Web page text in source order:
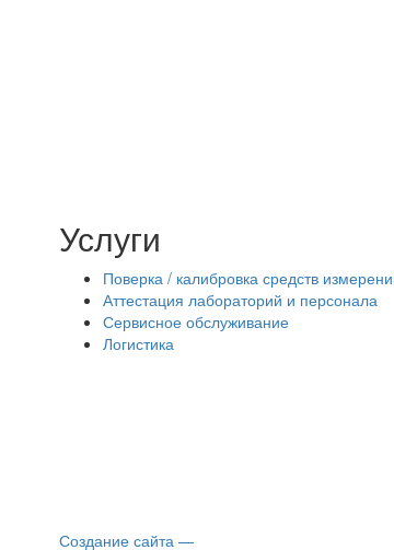
Услуги
Поверка / калибровка средств
Аттестация лабораторий и персонала
Сервисное обслуживание
Логистика
Создание сайта —